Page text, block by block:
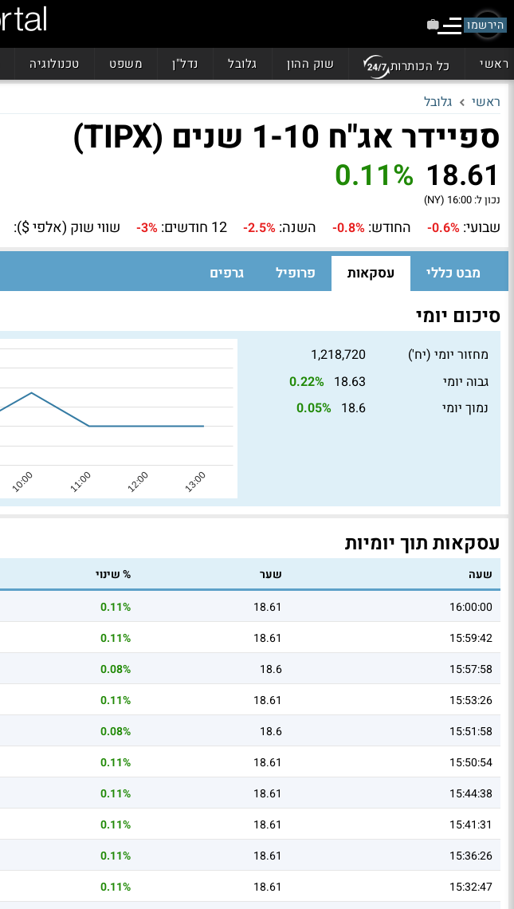
הירשמו
ראשי כל הכותרות שוק ההון גלובל נדל"ן משפט טכנולוגיה
ראשי גלובל
ספיידר אג"ח 1-10 שנים (TIPX)
18.61
0.11%
נכון ל: 16:00 (NY)
שבועי: -0.6% החודש: -0.8% השנה: -2.5% 12 חודשים: -3% שווי שוק (אלפי $):
מבט כללי עסקאות פרופיל גרפים
סיכום יומי
מחזור יומי (יח')
1,218,720
גבוה יומי
18.63
0.22%
נמוך יומי
18.6
0.05%
עסקאות תוך יומיות
שעה שער % שינוי
16:00:00
18.61
0.11%
15:59:42
18.61
0.11%
15:57:58
18.6
0.08%
15:53:26
18.61
0.11%
15:51:58
18.6
0.08%
15:50:54
18.61
0.11%
15:44:38
18.61
0.11%
15:41:31
18.61
0.11%
15:36:26
18.61
0.11%
15:32:47
18.61
0.11%